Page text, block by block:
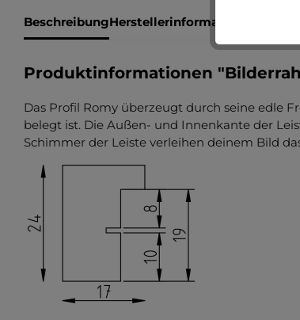
BeschreibungHerstellerinformationen
Produktinformationen
Das Profil Romy überzeugt durch seine edle
belegt ist. Die Außen- und Innenkante der
Schimmer der Leiste verleihen deinem Bild